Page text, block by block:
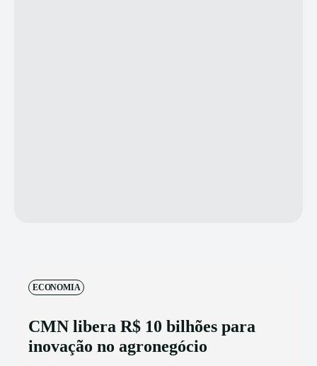
ECONOMIA
CMN libera R$ 10 bilhões para
inovação no agronegócio